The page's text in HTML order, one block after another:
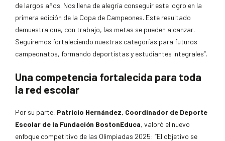
de largos años. Nos llena de alegría conseguir este logro en la
primera edición de la Copa de Campeones. Este resultado
demuestra que, con trabajo, las metas se pueden alcanzar.
Seguiremos fortaleciendo nuestras categorías para futuros
campeonatos, formando deportistas y estudiantes integrales”.
Una competencia fortalecida para toda
la red escolar
Por su parte, Patricio Hernández, Coordinador de Deporte
Escolar de la Fundación BostonEduca, valoró el nuevo
enfoque competitivo de las Olimpiadas 2025: “El objetivo se